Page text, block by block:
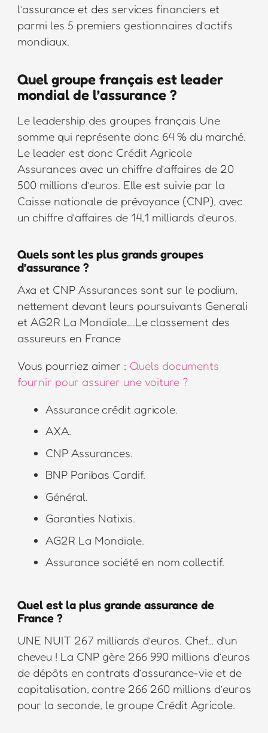
l’assurance et des services financiers et
parmi les 5 premiers gestionnaires d’actifs
mondiaux.
Quel groupe français est leader
mondial de l’assurance ?
Le leadership des groupes français Une
somme qui représente donc 64 % du marché.
Le leader est donc Crédit Agricole
Assurances avec un chiffre d’affaires de 20
500 millions d’euros. Elle est suivie par la
Caisse nationale de prévoyance (CNP), avec
un chiffre d’affaires de 14,1 milliards d’euros.
Quels sont les plus grands groupes
d’assurance ?
Axa et CNP Assurances sont sur le podium,
nettement devant leurs poursuivants Generali
et AG2R La Mondiale….Le classement des
assureurs en France
Vous pourriez aimer : Quels documents
fournir pour assurer une voiture ?
Assurance crédit agricole.
AXA.
CNP Assurances.
BNP Paribas Cardif.
Général.
Garanties Natixis.
AG2R La Mondiale.
Assurance société en nom collectif.
Quel est la plus grande assurance de
France ?
UNE NUIT 267 milliards d’euros. Chef… d’un
cheveu ! La CNP gère 266 990 millions d’euros
de dépôts en contrats d’assurance-vie et de
capitalisation, contre 266 260 millions d’euros
pour la seconde, le groupe Crédit Agricole.